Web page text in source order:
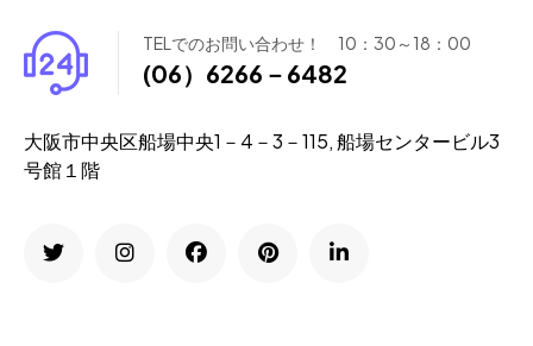
TELでのお問い合わせ！ 10：30～18：00
(06）6266－6482
大阪市中央区船場中央1－4－3－115, 船場センタービル3
号館１階